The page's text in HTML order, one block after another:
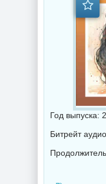
Год выпуска:
Битрейт